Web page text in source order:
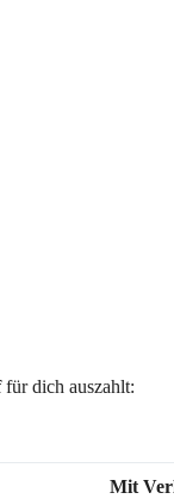
für dich auszahlt:
Mit